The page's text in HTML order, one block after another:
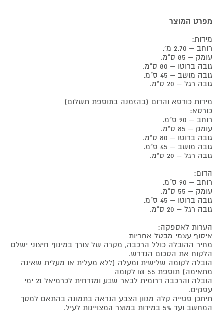
מפרט המוצר
מידות:
רוחב – 2.70 מ'.
עומק – 85 ס"מ.
גובה ברוטו – 80 ס"מ.
גובה מושב – 45 ס"מ.
גובה רגל – 20 ס"מ.
מידות כורסא והדום (בהזמנה בתוספת תשלום)
כורסא:
רוחב – 90 ס"מ.
עומק – 85 ס"מ.
גובה ברוטו – 80 ס"מ.
גובה מושב – 45 ס"מ.
גובה רגל – 20 ס"מ.
הדום:
רוחב – 90 ס"מ.
עומק – 55 ס"מ.
גובה ברוטו – 45 ס"מ.
גובה רגל – 20 ס"מ.
הערות לאספקה:
איסוף עצמי מבטל אחריות
מחיר ההובלה כולל הרכבה, מקרה של צורך במינוף חיצוני ישלם
הלקוח את הסכום הנדרש.
הובלה לקומה שלישית ומעלה (ללא מעלית או מעלית שאינה
מתאימה) תוספת 55 ₪ לקומה
הובלה והרכבה דרומית לבאר שבע ומזרחית לכרמיאל 21 ימי
עסקים.
תיתכן סטייה קלה מגוון הצבע הנראה בתמונה בהתאם למסך
המחשב ועד 5% במידות במוצר המצויינות לעיל.